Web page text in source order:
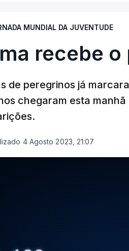
MUNDIAL DA JUVENTUDE
recebe
de peregrinos já
chegaram esta
4 Agosto 2023, 21:07